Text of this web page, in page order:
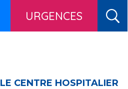
URGENCES
LE CENTRE HOSPITALIER